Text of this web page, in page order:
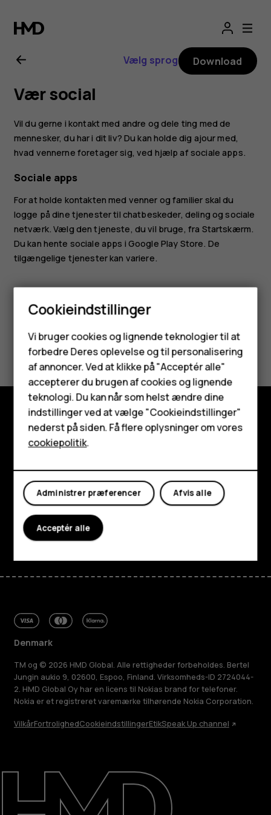
Brugervejledning
til
Nokia
2.1
Smartphones
Feature-telefoner
Tilbehør
HMD Terra M
Tablets
Min konto
Om
Reparer, genbrug, genanvend
Support
Vælg sprog Download
Vær social
Vil du gerne i kontakt med andre og dele ting med de
mennesker, du har i dit liv? Du kan holde dig ajour med,
hvad vennerne foretager sig, ved hjælp af sociale apps.
Sociale apps
For at holde kontakten med venner og familier skal du
logge på dine tjenester til chatbeskeder, deling og sociale
netværk. Vælg den tjeneste, du vil bruge, fra Startskærm.
Du kan hente sociale apps i Google Play Store. De
tilgængelige tjenester kan variere.
Synes du, dette var nyttigt?
Ja Nej
Udforsk
Planet and people
Support
FacebookInstagramTiktok
Denmark
TM og © 2026 HMD Global. Alle rettigheder forbeholdes. Bertel
Jungin aukio 9, 02600, Espoo, Finland. Virksomheds-ID 2724044-
2. HMD Global Oy har en licens til Nokias brand for telefoner.
Nokia er et registreret varemærke tilhørende Nokia Corporation.
VilkårFortrolighedCookieindstillingerEtikSpeak Up channel
Cookieindstillinger
Vi bruger cookies og lignende teknologier til at
forbedre Deres oplevelse og til personalisering
af annoncer. Ved at klikke på "Acceptér alle"
accepterer du brugen af cookies og lignende
teknologi. Du kan når som helst ændre dine
indstillinger ved at vælge "Cookieindstillinger"
nederst på siden. Få flere oplysninger om vores
cookiepolitik.
Afvis alle
Administrer præferencer
Acceptér alle